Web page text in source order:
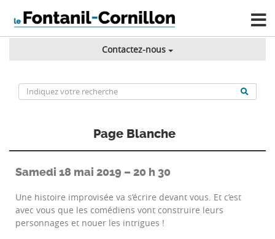
Contactez-nous
Page Blanche
Samedi 18 mai 2019 – 20 h 30
Une histoire improvisée va s’écrire devant vous. Et c’est
avec vous que les comédiens vont construire leurs
personnages et nouer les intrigues !